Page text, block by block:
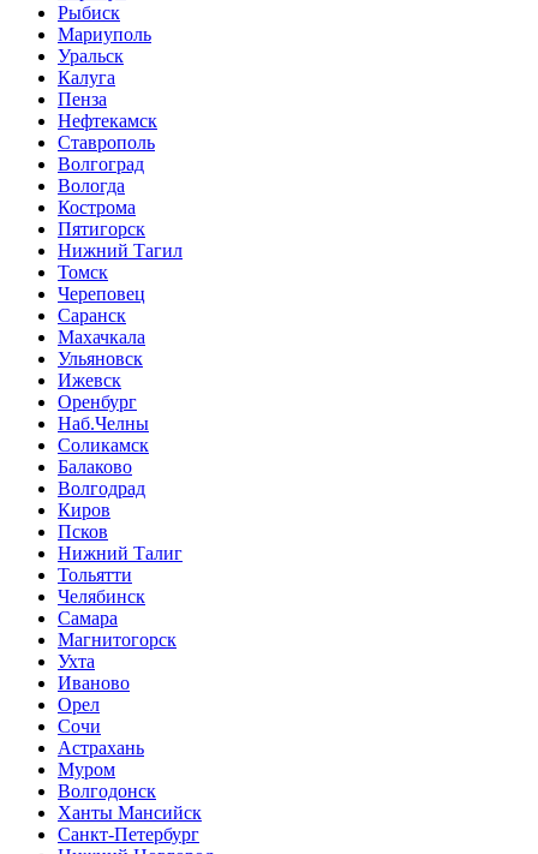
Рыбиск
Мариуполь
Уральск
Калуга
Пенза
Нефтекамск
Ставрополь
Волгоград
Вологда
Кострома
Пятигорск
Нижний Тагил
Томск
Череповец
Саранск
Махачкала
Ульяновск
Ижевск
Оренбург
Наб.Челны
Соликамск
Балаково
Волгодрад
Киров
Псков
Нижний Талиг
Тольятти
Челябинск
Самара
Магнитогорск
Ухта
Иваново
Орел
Сочи
Астрахань
Муром
Волгодонск
Ханты Мансийск
Санкт-Петербург